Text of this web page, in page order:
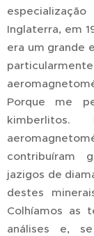
Inglaterra, em
era um grande
Porque me
contribuíram
jazigos de
destes
Colhíamos as
análises e,